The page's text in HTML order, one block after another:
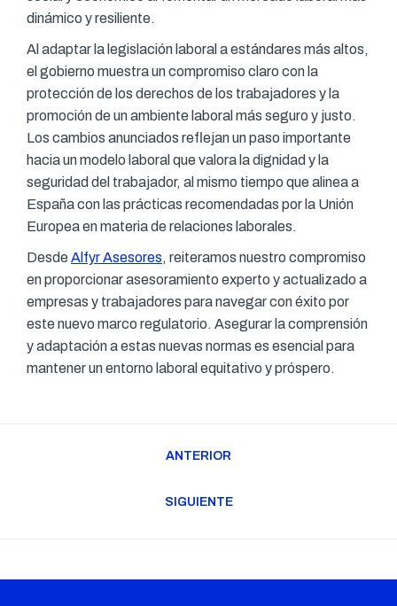
dinámico y resiliente.
Al adaptar la legislación laboral a estándares más altos,
el gobierno muestra un compromiso claro con la
protección de los derechos de los trabajadores y la
promoción de un ambiente laboral más seguro y justo.
Los cambios anunciados reflejan un paso importante
hacia un modelo laboral que valora la dignidad y la
seguridad del trabajador, al mismo tiempo que alinea a
España con las prácticas recomendadas por la Unión
Europea en materia de relaciones laborales.
Desde Alfyr Asesores, reiteramos nuestro compromiso
en proporcionar asesoramiento experto y actualizado a
empresas y trabajadores para navegar con éxito por
este nuevo marco regulatorio. Asegurar la comprensión
y adaptación a estas nuevas normas es esencial para
mantener un entorno laboral equitativo y próspero.
ANTERIOR
SIGUIENTE